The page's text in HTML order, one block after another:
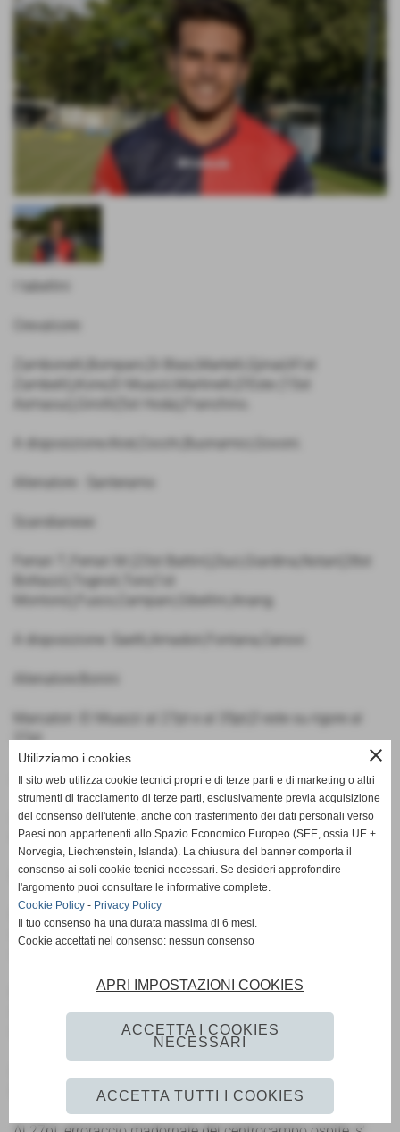
I tabellini
Crevalcore:
Zambonelli,Bompani,Di Blasi,Martelli,Gjinai(41st
Zambelli),Kone,El Muazzi,Martinelli,D’Este (15st
Asmaoui),Girotti(5st Hoda),Franchino.
A disposizione:Aloè,Cocchi,Buonamici,Govoni.
Allenatore : Santeramo
Scandianese:
Ferrari T.,Ferrari M.(23st Battini),Duci,Giardina,Notari(28st
Bottazzi),Tognoli,Toro(1st
Montorsi),Fusco,Campani,Gibellini,Anang.
A disposizione: Saetti,Amadori,Fontana,Canovi.
Allenatore:Bonini
Marcatori :El Muazzi al 27pt e al 35pt,D´este su rigore al
37pt
Ammoniti :Campani(S),Martelli,El Muazzi (C )
Arbitro sig.Cola di Cesena ,coadiuvato da Giove di Modena
e Facchini di Bologna
La cronaca.
La più brutta Scandianese vista dall’inizio del campionato
cede di schianto al cospetto di un Crevalcore che oggi ha
Partono bene i locali e al 12pt è El Muazzi che su
traversone di Girotti raccoglie al volo e centra in pieno la
loro imprendibile, per tutta la notte.
close
Utilizziamo i cookies
Il sito web utilizza cookie tecnici propri e di terze parti e di marketing o altri
strumenti di tracciamento di terze parti, esclusivamente previa acquisizione
del consenso dell'utente, anche con trasferimento dei dati personali verso
Paesi non appartenenti allo Spazio Economico Europeo (SEE, ossia UE +
Norvegia, Liechtenstein, Islanda). La chiusura del banner comporta il
consenso ai soli cookie tecnici necessari. Se desideri approfondire
l'argomento puoi consultare le informative complete.
Cookie Policy - Privacy Policy
Il tuo consenso ha una durata massima di 6 mesi.
Cookie accettati nel consenso: nessun consenso
APRI IMPOSTAZIONI COOKIES
ACCETTA I COOKIES
NECESSARI
ACCETTA TUTTI I COOKIES